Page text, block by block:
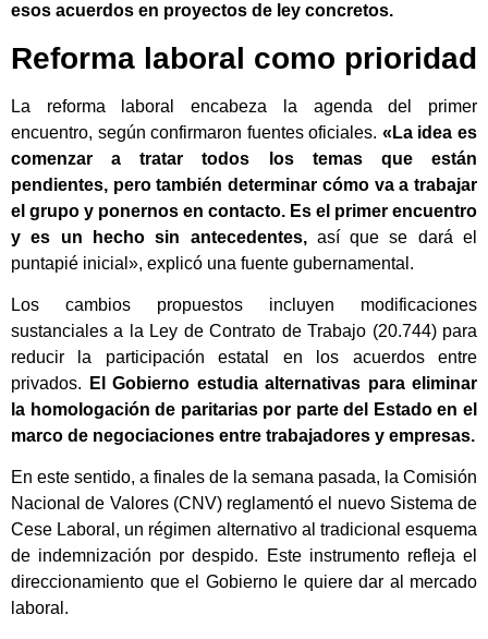
esos acuerdos en proyectos de ley concretos.
Reforma laboral como prioridad
La reforma laboral encabeza la agenda del primer
encuentro, según confirmaron fuentes oficiales. «La idea es
comenzar a tratar todos los temas que están
pendientes, pero también determinar cómo va a trabajar
el grupo y ponernos en contacto. Es el primer encuentro
y es un hecho sin antecedentes,así que se dará el
puntapié inicial», explicó una fuente gubernamental.
Los cambios propuestos incluyen modificaciones
sustanciales a la Ley de Contrato de Trabajo (20.744) para
reducir la participación estatal en los acuerdos entre
privados.
El Gobierno estudia alternativas para eliminar
la homologación de paritarias por parte del Estado en el
marco de negociaciones entre trabajadores y empresas.
En este sentido, a finales de la semana pasada, la Comisión
Nacional de Valores (CNV) reglamentó el nuevo Sistema de
Cese Laboral, un régimen alternativo al tradicional esquema
de indemnización por despido. Este instrumento refleja el
direccionamiento que el Gobierno le quiere dar al mercado
laboral.